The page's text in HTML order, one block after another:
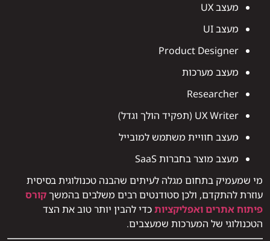
מעצב UX
מעצב UI
Product Designer
מעצב מערכות
Researcher
UX Writer (תפקיד הולך וגדל)
מעצב חוויית משתמש למובייל
מעצב מוצר בחברות SaaS
מי שמעמיק בתחום מגלה לעיתים שהבנה טכנולוגית בסיסית
עוזרת להתקדם, ולכן סטודנטים רבים משלבים בהמשךקורס
פיתוח אתרים ואפליקציותכדי להבין יותר טוב את הצד
הטכנולוגי של המערכות שמעצבים.